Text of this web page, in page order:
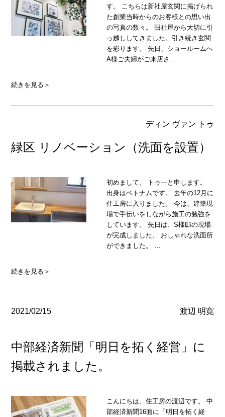
す。 こちらは新社屋玄関に掲げられ
た創業当時からのお客様との思い出
の写真の数々。 旧社屋から大切に引
っ越ししてきました。引き続き玄関
を彩ります。 先日、ショールームへ
A様ご夫婦がご来店さ…
続きを見る＞
ディン ヴァン トゥ
緑区 リノベーション（洗面を設置）
初めまして。 トゥ―と申します。
出身はベトナムです。 去年の12月に
住工房に入りました。 今は、建築現
場で手伝いをしながら施工の勉強を
しています。 先日は、S様邸の現場
が完成しました。 おしゃれな洗面所
ができました。 …
続きを見る＞
2021/02/15 渡辺 明寛
中部経済新聞「明日を拓く経営」に
掲載されました。
こんにちは、住工房の渡辺です。 中
部経済新聞16面に「明日を拓く経